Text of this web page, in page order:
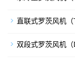
直联式罗茨风机（
双段式罗茨风机（